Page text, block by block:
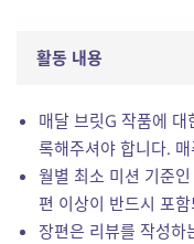
활동 내용
매달 브릿G 작품에
록해주셔야 합니다.
월별 최소 미션 기준
편 이상이 반드시 포
장편은 리뷰를 작성